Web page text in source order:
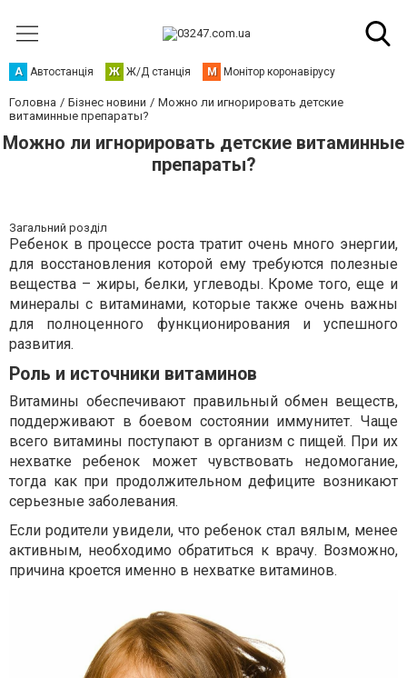
А Автостанція Ж Ж/Д станція М Монітор коронавірусу
Головна Бізнес новини
Можно ли игнорировать детские
витаминные препараты?
Можно ли игнорировать детские витаминные
препараты?
Загальний розділ
Ребенок в процессе роста тратит очень много энергии,
для восстановления которой ему требуются полезные
вещества – жиры, белки, углеводы. Кроме того, еще и
минералы с витаминами, которые также очень важны
для полноценного функционирования и успешного
развития.
Роль и источники витаминов
Витамины обеспечивают правильный обмен веществ,
поддерживают в боевом состоянии иммунитет. Чаще
всего витамины поступают в организм с пищей. При их
нехватке ребенок может чувствовать недомогание,
тогда как при продолжительном дефиците возникают
серьезные заболевания.
Если родители увидели, что ребенок стал вялым, менее
активным, необходимо обратиться к врачу. Возможно,
причина кроется именно в нехватке витаминов.